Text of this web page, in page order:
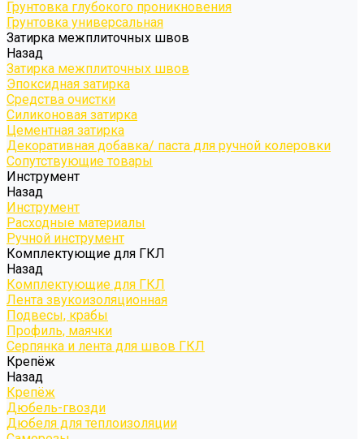
Грунтовка глубокого проникновения
Грунтовка универсальная
Затирка межплиточных швов
Назад
Затирка межплиточных швов
Эпоксидная затирка
Средства очистки
Силиконовая затирка
Цементная затирка
Декоративная добавка/ паста для ручной колеровки
Сопутствующие товары
Инструмент
Назад
Инструмент
Расходные материалы
Ручной инструмент
Комплектующие для ГКЛ
Назад
Комплектующие для ГКЛ
Лента звукоизоляционная
Подвесы, крабы
Профиль, маячки
Серпянка и лента для швов ГКЛ
Крепёж
Назад
Крепёж
Дюбель-гвозди
Дюбеля для теплоизоляции